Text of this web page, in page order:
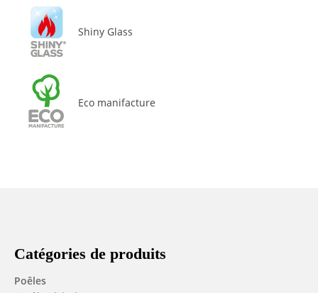
Shiny Glass
Eco manifacture
Catégories de produits
Poêles